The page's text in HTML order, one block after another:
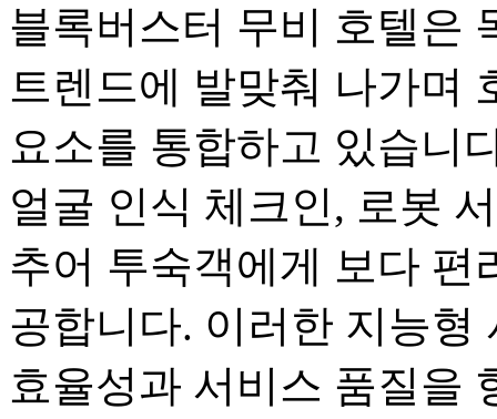
블록버스터 무비 호텔은
트렌드에 발맞춰 나가며
요소를 통합하고 있습니
얼굴 인식 체크인, 로봇
추어 투숙객에게 보다 편
공합니다. 이러한 지능형
효율성과 서비스 품질을